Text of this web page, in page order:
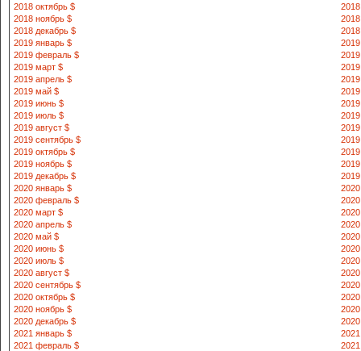
2018 октябрь $
2018 ноябрь $
2018 декабрь $
2019 январь $
2019 февраль $
2019 март $
2019 апрель $
2019 май $
2019 июнь $
2019 июль $
2019 август $
2019
2019 сентябрь $
2019 октябрь $
2019 ноябрь $
2019 декабрь $
2020 январь $
2020 февраль $
2020 март $
2020 апрель $
2020 май $
2020 июнь $
2020 июль $
2020 август $
2020
2020 сентябрь $
2020 октябрь $
2020 ноябрь $
2020 декабрь $
2021 январь $
2021 февраль $